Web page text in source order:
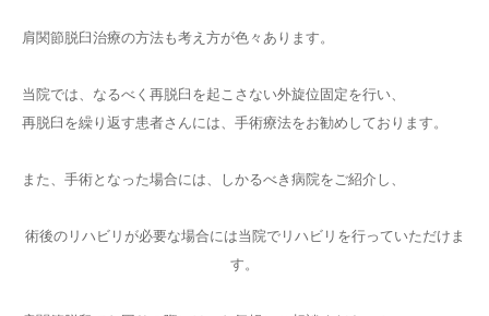
肩関節脱臼治療の方法も考え方が色々あります。
当院では、なるべく再脱臼を起こさない外旋位固定を行い、
再脱臼を繰り返す患者さんには、手術療法をお勧めしております。
また、手術となった場合には、しかるべき病院をご紹介し、
術後のリハビリが必要な場合には当院でリハビリを行っていただけま
す。